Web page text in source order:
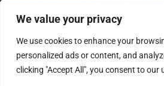
We value your privacy
We use cookies to enhance your
personalized ads or content, and
clicking "Accept All", you consent to our
Trabaja con
Entrar